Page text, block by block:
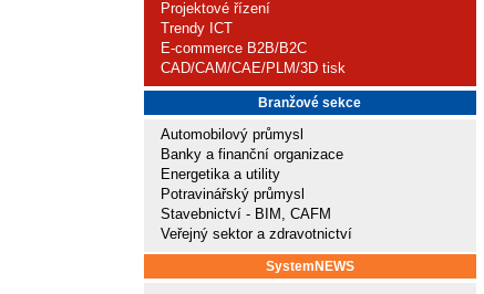
Projektové řízení
Trendy ICT
E-commerce B2B/B2C
CAD/CAM/CAE/PLM/3D tisk
Branžové sekce
Automobilový průmysl
Banky a finanční organizace
Energetika a utility
Potravinářský průmysl
Stavebnictví - BIM, CAFM
Veřejný sektor a zdravotnictví
SystemNEWS